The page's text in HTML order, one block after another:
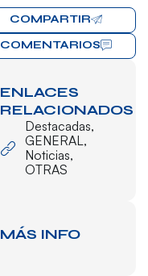
COMPARTIR
COMENTARIOS
ENLACES
RELACIONADOS
Destacadas,
GENERAL,
Noticias,
OTRAS
MÁS INFO